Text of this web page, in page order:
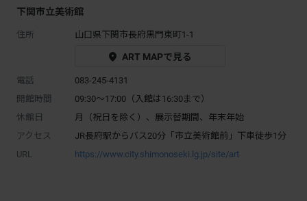
下関市立美術館
住所 山口県下関市長府黒門東町1-1
ART MAPで見る
電話
083-245-4131
開館時間
09:30～17:00（入館は16:30まで）
休館日
月（祝日を除く）、展示替期間、年末年始
アクセス
JR長府駅からバス20分「市立美術館前」下車徒歩1分
URL
https://www.city.shimonoseki.lg.jp/site/art